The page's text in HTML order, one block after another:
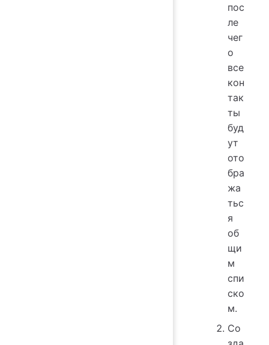
пос
ле
чег
о
все
кон
так
ты
буд
ут
ото
бра
жа
тьс
я
об
щи
м
спи
ско
м.
Со